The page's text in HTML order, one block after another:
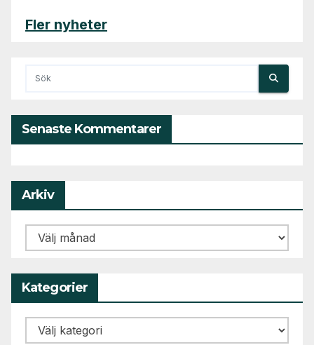
Fler nyheter
Senaste Kommentarer
Arkiv
Arkiv
Kategorier
Kategorier